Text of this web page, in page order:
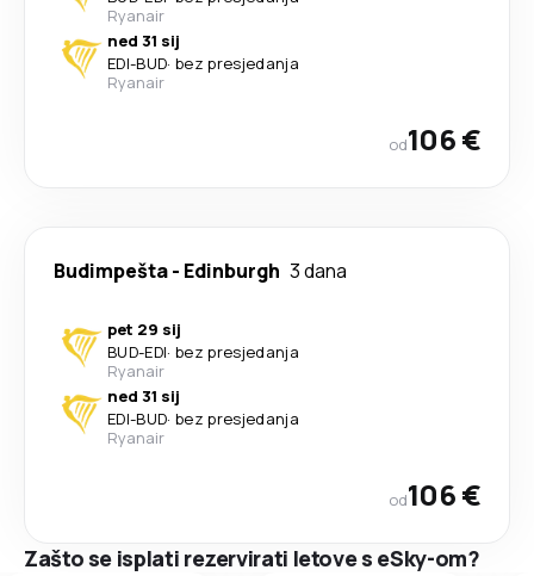
Ryanair
ned 31 sij
EDI-BUD· bez presjedanja
Ryanair
od106 €
Budimpešta- Edinburgh 3 dana
pet 29 sij
BUD-EDI· bez presjedanja
Ryanair
ned 31 sij
EDI-BUD· bez presjedanja
Ryanair
od106 €
Zašto se isplati rezervirati letove s eSky-om?